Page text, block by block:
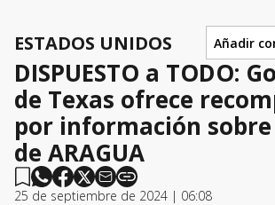
ESTADOS UNIDOS Añadir
DISPUESTO a TODO:
de Texas ofrece
por información sobre
de ARAGUA
25 de septiembre de 2024 | 06:08